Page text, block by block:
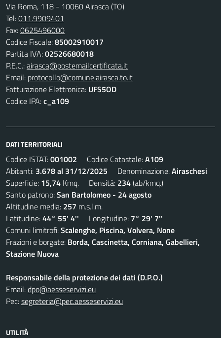
Via Roma, 118 - 10060 Airasca (TO)
Tel:011.9909401
Fax:0625496000
Codice Fiscale:85002910017
Partita IVA:02526680018
P.E.C.:airasca@postemailcertificata.it
Email: protocollo@comune.airasca.to.it
Fatturazione Elettronica: UFS5OD
Codice IPA:c_a109
DATI TERRITORIALI
Codice ISTAT:001002 Codice Catastale:A109
Abitanti: 3.678 al 31/12/2025 Denominazione:Airaschesi
Superficie: 15,74 Kmq. Densità: 234(ab/kmq.)
Santo patrono:San Bartolomeo - 24 agosto
Altitudine media: 257 m.s.l.m.
Latitudine:44° 55' 4'' Longitudine: 7° 29' 7''
Comuni limitrofi:Scalenghe, Piscina, Volvera, None
Frazioni e borgate: Borda, Cascinetta, Corniana, Gabellieri,
Stazione Nuova
Responsabile della protezione dei dati (D.P.O.)
Email:dpo@aesseservizi.eu
Pec:segreteria@pec.aesseservizi.eu
UTILITÀ